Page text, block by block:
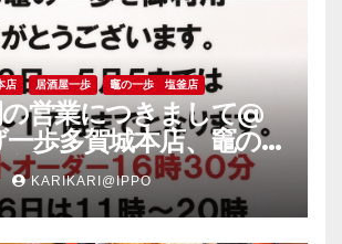
店 居酒屋一歩 竈の一歩 塩釜店
営業につきまして@
歩多賀城本店、竈の
KARIKARI@IPPO